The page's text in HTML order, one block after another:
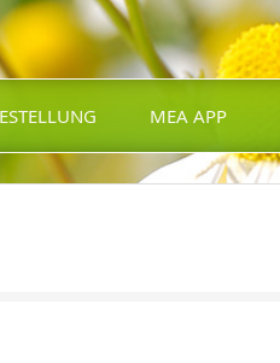
MEA APP